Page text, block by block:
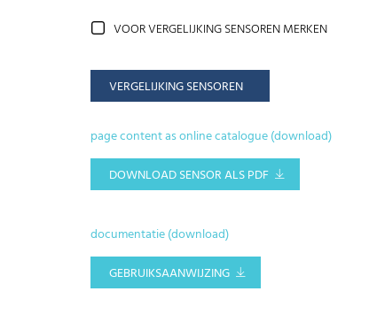
VOOR VERGELIJKING SENSOREN MERKEN
VERGELIJKING SENSOREN
page content as online catalogue (download)
DOWNLOAD SENSOR ALS PDF
documentatie (download)
GEBRUIKSAANWIJZING